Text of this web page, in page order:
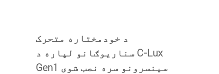
د خودمختاره متحرک
سناریوګانو لپاره د C-Lux
Gen1 سینسرونو سره نصب شوی